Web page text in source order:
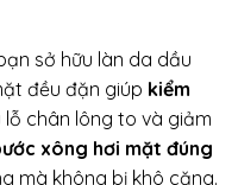
sở hữu làn da dầu
đều đặn giúp kiểm
lỗ chân lông to và giảm
xông hơi mặt đúng
mà không bị khô căng.